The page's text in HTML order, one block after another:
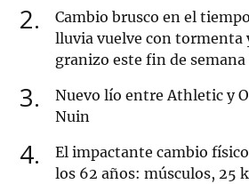
2
Cambio brusco en el
lluvia vuelve con tormenta
granizo este fin de semana
3
Nuevo lío entre Athletic y
Nuin
4
El impactante cambio físico
los 62 años: músculos, 25